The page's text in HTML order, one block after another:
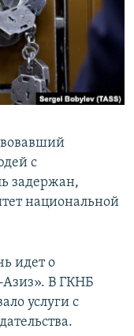
с
задержан,
национальной
идет о
В ГКНБ
услуги с